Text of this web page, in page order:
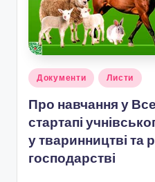
ч
н
о
г
о
в
и
Опубліковано
Документи Листи
Про навчання у
стартапі
у тваринництві та
господарстві